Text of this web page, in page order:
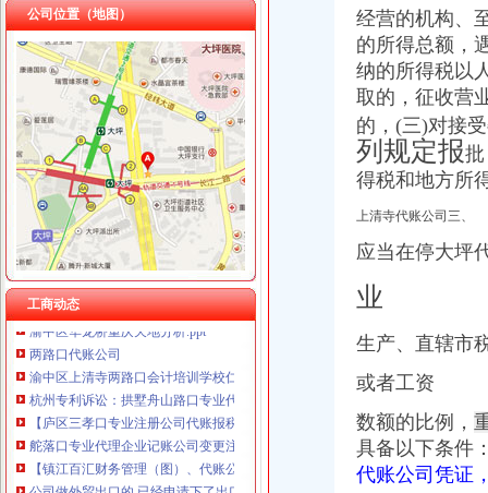
重庆饰知广告传媒有限公司 渝中50万 （工商注册）
重庆全景信息技术有限公司 渝江 （工商注册）
重庆翡誉商贸有限公司 渝南50万 （工商注册）
重庆展优科技有限公司 渝中3万 （工商注册）
重庆恺昶贸易有限公司 渝九 （食品许可证）
重庆同济汽车设计有限公司 渝江25万 （工商注册）
重庆科发表面处理有限责任公司 渝北800万 （进出口权）
重庆德谋生产力促进中心有限公司 渝大10万 （工商注册）
川思博机械有限责任公司重庆分公司 渝江 （工商注册）
公司位置（地图）
工商动态
渝中区重庆天地
重庆市渝中区物业协会参观重庆天地认可丰诚物业优质服务_新浪家居
重庆市渝中区化龙桥重庆天地股票期货网上开户操作流程
渝中区华龙桥重庆天地_中华文本库
瑞安重庆天地商铺商铺出售,渝中区重庆天地企业天地临街住宅底商
重庆天地高层销售领跑楼市|重庆|渝中区_凤凰资讯
渝中区重庆天地公寓,现房买一层送一层,品质大盘轻轨房,渝中化龙
重庆天地是否属于渝中区有商铺卖没有价格多少–安居客房产问答
渝中区重庆天地,佳黄金地段商铺开.抢,重庆渝中李子坝重庆天地商
[重庆渝中区]瑞安重庆天地室内设计[信息有效期：6天]-我要设计-室内
渝中区华龙桥重庆天地分析.ppt
两路口代账公司
渝中区上清寺两路口会计培训学校仁和会计学校_志趣网
杭州专利诉讼：拱墅舟山路口专业代账注册公司会计做账报税整理旧账
【庐区三孝口专业注册公司代账报税欢迎来电咨询丁莉免费申请一
舵落口专业代理企业记账公司变更注销转让-湖北武汉会计审计信息
【镇江百汇财务管理（图）、代账公司、油坊镇代账】价格_厂家_图片
公司做外贸出口的,已经申请下了出口退税权,汉口的仁和会计代账公
亚顺源集团贷款(图)_网易新闻
经营的机构、
的所得总额，
纳的所得税以
取的，征收营
的，(三)对接
列规定报
得税和地方所
上清寺代账公司三、
应当在停大坪
业
生产、直辖市
或者工资
数额的比例，
具备以下条件
代账公司凭证